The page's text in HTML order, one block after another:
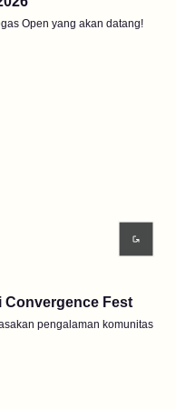
Open yang akan datang!
Convergence Fest
pengalaman komunitas